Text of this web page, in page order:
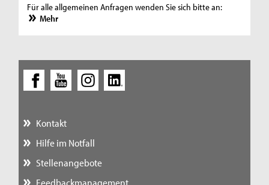
Für alle allgemeinen Anfragen wenden Sie sich bitte an:
Mehr
Kontakt
Hilfe im Notfall
Stellenangebote
Feedbackmanagement